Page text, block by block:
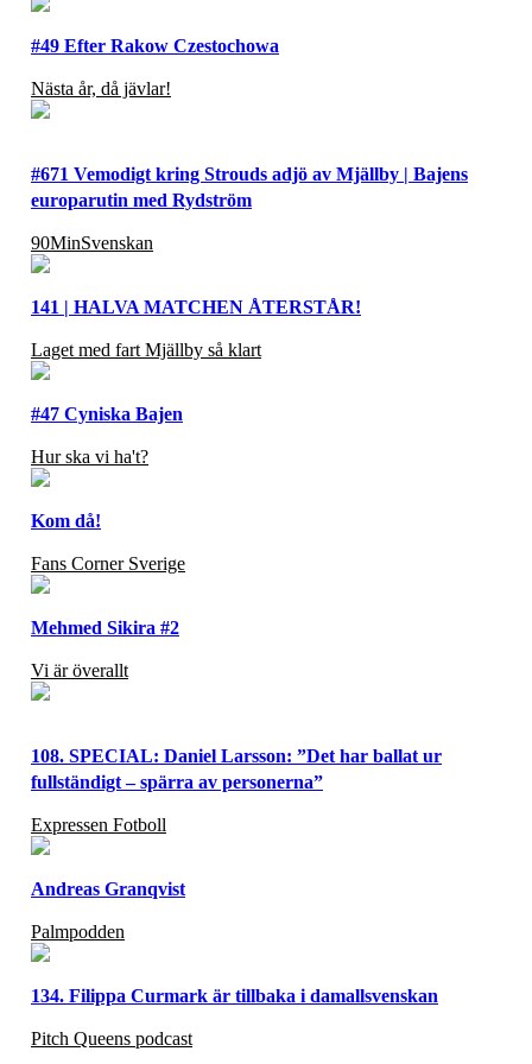
#49 Efter Rakow Czestochowa
Nästa år, då jävlar!
#671 Vemodigt kring Strouds adjö av Mjällby | Bajens
europarutin med Rydström
90MinSvenskan
141 | HALVA MATCHEN ÅTERSTÅR!
Laget med fart Mjällby så klart
#47 Cyniska Bajen
Hur ska vi ha't?
Kom då!
Fans Corner Sverige
Mehmed Sikira #2
Vi är överallt
108. SPECIAL: Daniel Larsson: ”Det har ballat ur
fullständigt – spärra av personerna”
Expressen Fotboll
Andreas Granqvist
Palmpodden
134. Filippa Curmark är tillbaka i damallsvenskan
Pitch Queens podcast